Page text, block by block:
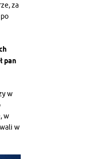
za
pan
w
w
w